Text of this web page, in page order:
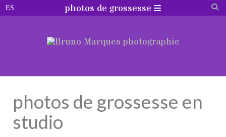
photos de grossesse
photos de grossesse en
studio